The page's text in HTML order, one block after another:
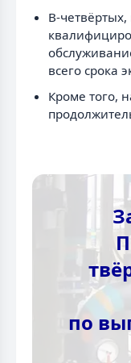
В-
всего срока
Кроме того,
по